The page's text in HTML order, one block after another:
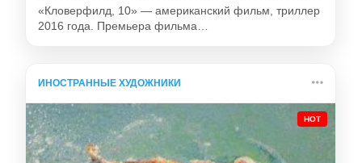
«Кловерфилд, 10» — американский фильм, триллер
2016 года. Премьера фильма…
ИНОСТРАННЫЕ ХУДОЖНИКИ
HOT